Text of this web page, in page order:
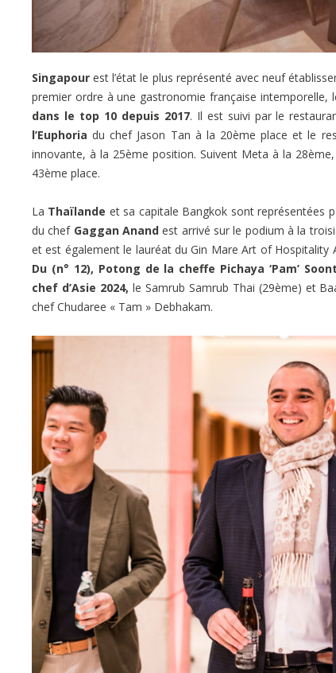
Singapour est l’état le plus représenté avec neuf
premier ordre à une gastronomie française intemporelle,
dans le top 10 depuis 2017. Il est suivi par le
l’Euphoria du chef Jason Tan à la 20ème place et le
innovante, à la 25ème position. Suivent Meta à la
43ème place.
La Thaïlande et sa capitale Bangkok sont représentées
du chef Gaggan Anand est arrivé sur le podium à la
et est également le lauréat du Gin Mare Art of Hospitality
Du (n° 12), Potong de la cheffe Pichaya ‘Pam’
chef d’Asie 2024, le Samrub Samrub Thai (29ème) et
chef Chudaree « Tam » Debhakam.